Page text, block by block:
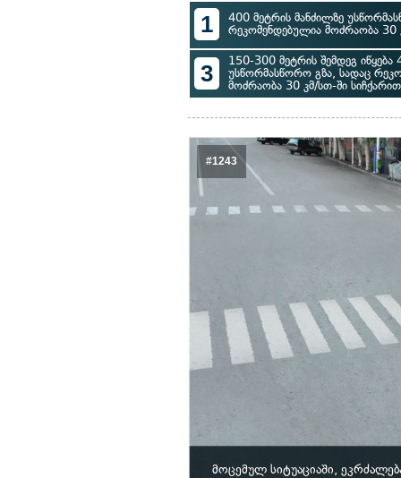
1
400 მეტრის მანძილზე
რეკომენდებულია მოძრაობა 30
3
150-300 მეტრის შემდეგ იწყება
უსწორმასწორო გზა, სადაც
მოძრაობა 30 კმ/სთ-ში სიჩქარით
#1243
მოცემულ სიტუაციაში,